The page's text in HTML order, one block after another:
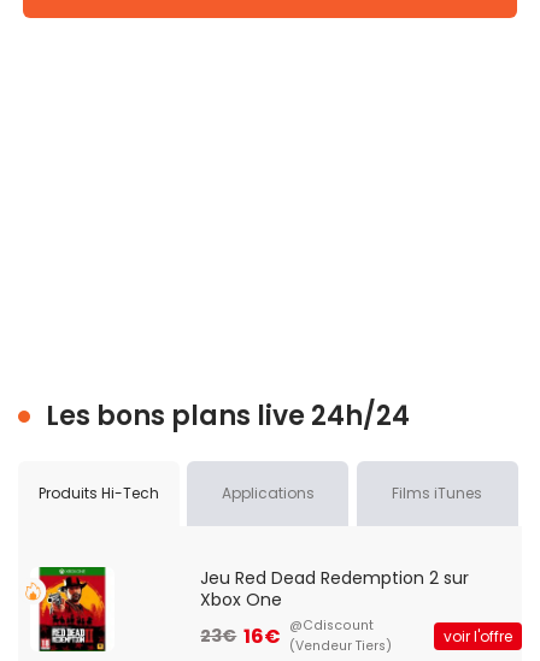
Les bons plans live 24h/24
Produits Hi-Tech Applications Films iTunes
Jeu Red Dead Redemption 2 sur
Xbox One
23€ 16€ @Cdiscount
(Vendeur Tiers)
voir l'offre